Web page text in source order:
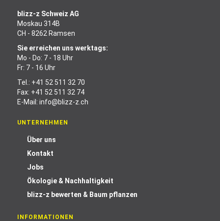
blizz-z Schweiz AG
Moskau 314B
CH - 8262 Ramsen
Sie erreichen uns werktags:
Mo - Do: 7 - 18 Uhr
Fr: 7 - 16 Uhr
Tel.: +41 52 511 32 70
Fax: +41 52 511 32 74
E-Mail: info@blizz-z.ch
UNTERNEHMEN
Über uns
Kontakt
Jobs
Ökologie & Nachhaltigkeit
blizz-z bewerten & Baum pflanzen
INFORMATIONEN